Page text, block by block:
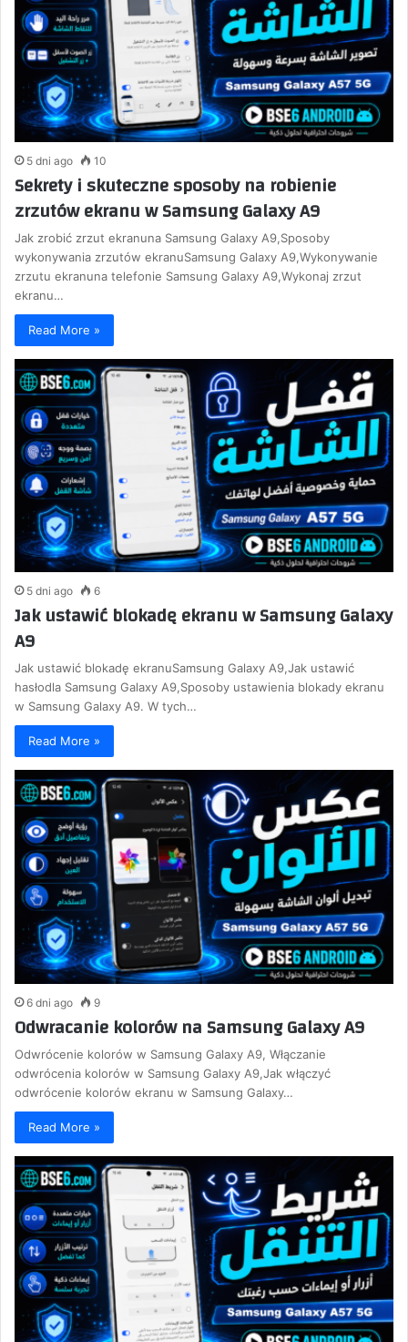
5 dni ago 10
Sekrety i skuteczne sposoby na robienie
zrzutów ekranu w Samsung Galaxy A9
Jak zrobić zrzut ekranuna Samsung Galaxy A9,Sposoby
wykonywania zrzutów ekranuSamsung Galaxy A9,Wykonywanie
zrzutu ekranuna telefonie Samsung Galaxy A9,Wykonaj zrzut
ekranu…
Read More »
5 dni ago 6
Jak ustawić blokadę ekranu w Samsung Galaxy
A9
Jak ustawić blokadę ekranuSamsung Galaxy A9,Jak ustawić
hasłodla Samsung Galaxy A9,Sposoby ustawienia blokady ekranu
w Samsung Galaxy A9. W tych…
Read More »
6 dni ago 9
Odwracanie kolorów na Samsung Galaxy A9
Odwrócenie kolorów w Samsung Galaxy A9, Włączanie
odwrócenia kolorów w Samsung Galaxy A9,Jak włączyć
odwrócenie kolorów ekranu w Samsung Galaxy…
Read More »